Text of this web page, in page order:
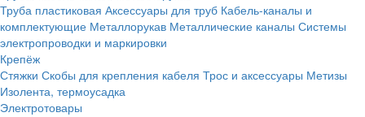
Труба пластиковая Аксессуары для труб Кабель-каналы и
комплектующие Металлорукав Металлические каналы Системы
электропроводки и маркировки
Крепёж
Стяжки Скобы для крепления кабеля Трос и аксессуары Метизы
Изолента, термоусадка
Электротовары